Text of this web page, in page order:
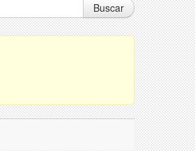
Buscar